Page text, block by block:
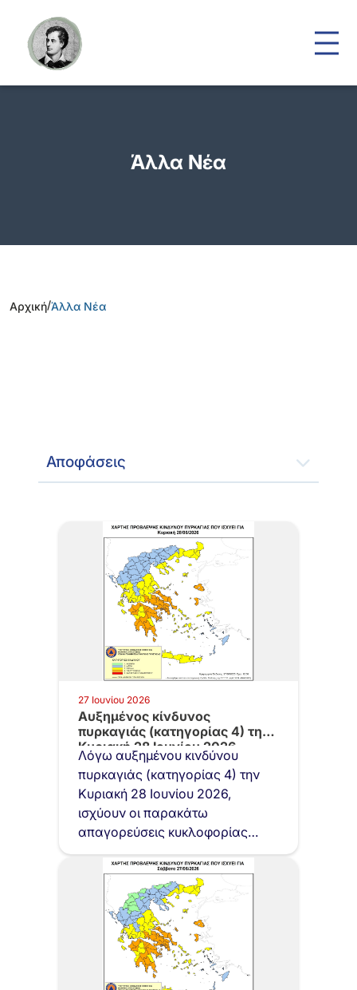
Άλλα Νέα
Αρχική/Άλλα Νέα
Αποφάσεις
27 Ιουνίου 2026
Αυξημένος κίνδυνος
πυρκαγιάς (κατηγορίας 4) την
Κυριακή 28 Ιουνίου 2026
Λόγω αυξημένου κινδύνου
πυρκαγιάς (κατηγορίας 4) την
Κυριακή 28 Ιουνίου 2026,
ισχύουν οι παρακάτω
απαγορεύσεις κυκλοφορίας
στον Υμηττό και συγκεκριμένα:…